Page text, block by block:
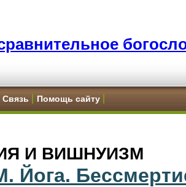
Связь Помощь сайту
И ВИШНУИЗМ
Йога.